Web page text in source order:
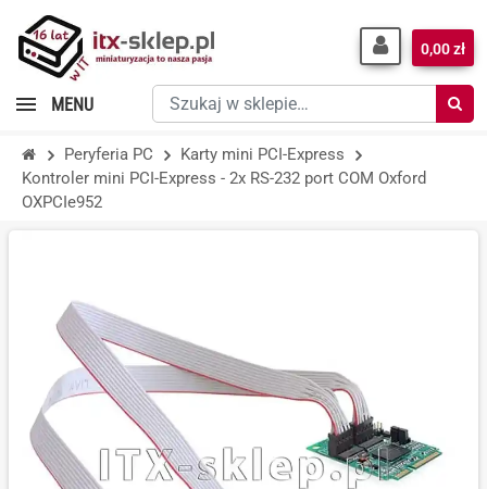
Szukaj
w
sklepie…
0,00 zł
MENU
Peryferia PC
Karty mini PCI-Express
Kontroler mini PCI-Express - 2x RS-232 port COM Oxford
OXPCIe952